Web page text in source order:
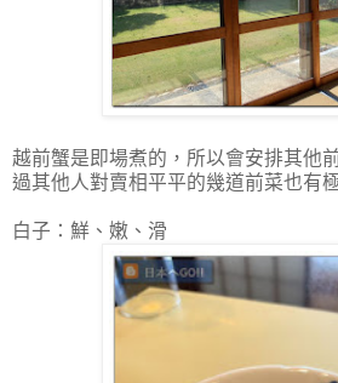
越前蟹是即場煮的，所以會安排其他
過其他人對賣相平平的幾道前菜也有
白子：鮮、嫩、滑